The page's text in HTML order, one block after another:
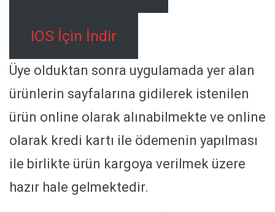
IOS İçin İndir
Üye olduktan sonra uygulamada yer alan
ürünlerin sayfalarına gidilerek istenilen
ürün online olarak alınabilmekte ve online
olarak kredi kartı ile ödemenin yapılması
ile birlikte ürün kargoya verilmek üzere
hazır hale gelmektedir.